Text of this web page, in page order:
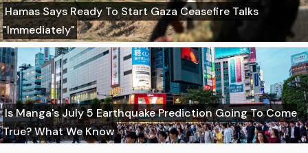
Hamas Says Ready To Start Gaza Ceasefire Talks
"Immediately"
Is Manga's July 5 Earthquake Prediction Going To Come
True? What We Know